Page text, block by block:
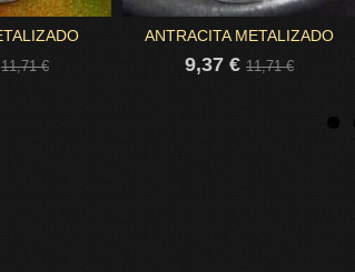
11,71 €
ANTRACITA METALIZADO
9,37 € 11,71 €